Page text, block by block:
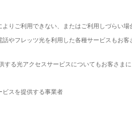
りご利用できない、またはご利用しづらい場
やフレッツ光を利用した各種サービスもお
する光アクセスサービスについてもお客さま
ビスを提供する事業者